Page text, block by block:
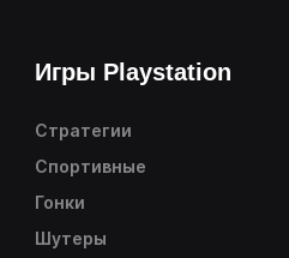
Игры Playstation
Стратегии
Спортивные
Гонки
Шутеры